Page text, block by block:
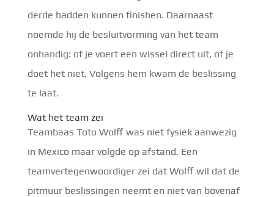
derde hadden kunnen finishen. Daarnaast
noemde hij de besluitvorming van het team
onhandig: of je voert een wissel direct uit, of je
doet het niet. Volgens hem kwam de beslissing
te laat.
Wat het team zei
Teambaas Toto Wolff was niet fysiek aanwezig
in Mexico maar volgde op afstand. Een
teamvertegenwoordiger zei dat Wolff wil dat de
pitmuur beslissingen neemt en niet van bovenaf